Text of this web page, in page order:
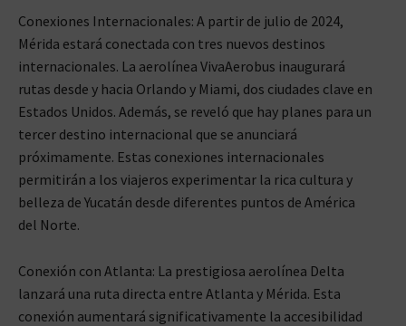
Conexiones Internacionales: A partir de julio de 2024,
Mérida estará conectada con tres nuevos destinos
internacionales. La aerolínea VivaAerobus inaugurará
rutas desde y hacia Orlando y Miami, dos ciudades clave en
Estados Unidos. Además, se reveló que hay planes para un
tercer destino internacional que se anunciará
próximamente. Estas conexiones internacionales
permitirán a los viajeros experimentar la rica cultura y
belleza de Yucatán desde diferentes puntos de América
del Norte.
Conexión con Atlanta: La prestigiosa aerolínea Delta
lanzará una ruta directa entre Atlanta y Mérida. Esta
conexión aumentará significativamente la accesibilidad